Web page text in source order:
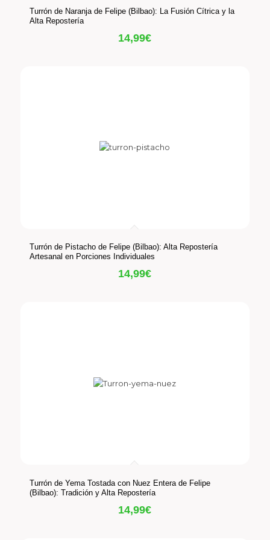
Turrón de Naranja de Felipe (Bilbao): La Fusión Cítrica y la
Alta Repostería
14,99€
Turrón de Pistacho de Felipe (Bilbao): Alta Repostería
Artesanal en Porciones Individuales
14,99€
Turrón de Yema Tostada con Nuez Entera de Felipe
(Bilbao): Tradición y Alta Repostería
14,99€